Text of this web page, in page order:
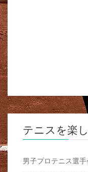
テニスを楽
男子プロテニス選